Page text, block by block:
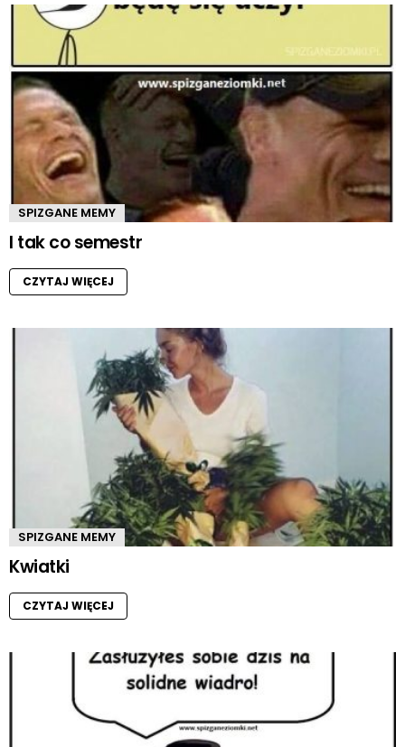
SPIZGANE MEMY
I tak co semestr
CZYTAJ WIĘCEJ
SPIZGANE MEMY
Kwiatki
CZYTAJ WIĘCEJ